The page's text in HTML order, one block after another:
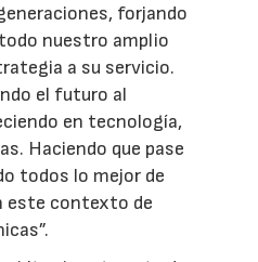
forjando
nuestro amplio
a su servicio.
el futuro al
en tecnología,
Haciendo que pase
todos lo mejor de
este contexto de